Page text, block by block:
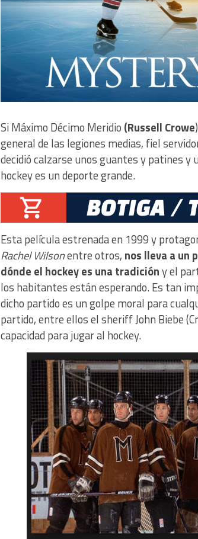
Si Máximo Décimo Meridio (Russell Crowe
general de las legiones medias, fiel
decidió calzarse unos guantes y patines y
hockey es un deporte grande.
Esta película estrenada en 1999 y
Rachel Wilsonentre otros, nos lleva a un
dónde el hockey es una tradicióny el
los habitantes están esperando. Es tan
dicho partido es un golpe moral para
partido, entre ellos el sheriff John Biebe
capacidad para jugar al hockey.